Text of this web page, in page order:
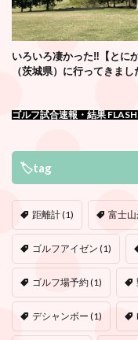
いろいろ凄かった‼️【とに
（茨城県）に行ってきま
ゴルフ試合速報・結果
🏷tag
距離計(1) 富士
ゴルフアイゼン (1)
ゴルフ場予約(1)
デシャンボー (1)